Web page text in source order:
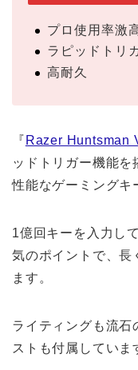
プロ使用率激
ラピッドトリ
高耐久
『 Razer Huntsman
ッドトリガー機能
性能なゲーミングキ
1億回キーを入力し
気のポイントで、長
ます。
ライティングも流石
ストも付属していま